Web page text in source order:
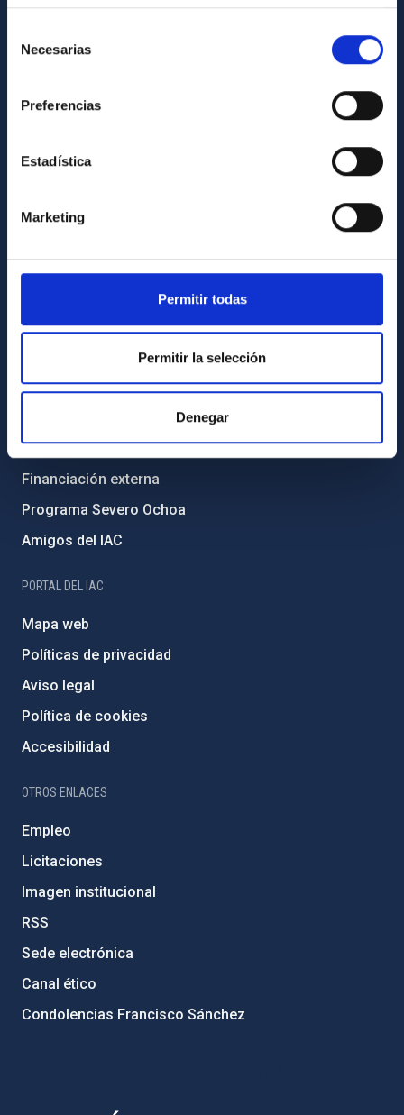
Necesarias
Preferencias
Estadística
Marketing
Permitir todas
Permitir la selección
Denegar
Contacto
INFORMACIÓN INSTITUCIONAL
Legislación
Código ético y política antifraude
Igualdad y diversidad de género
Forever IAC
Medio Ambiente y Sostenibilidad
Proyectos institucionales
Financiación externa
Programa Severo Ochoa
Amigos del IAC
PORTAL DEL IAC
Mapa web
Políticas de privacidad
Aviso legal
Política de cookies
Accesibilidad
OTROS ENLACES
Empleo
Licitaciones
Imagen institucional
RSS
Sede electrónica
Canal ético
Condolencias Francisco Sánchez